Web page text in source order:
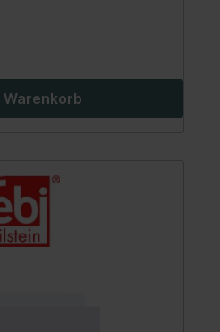
Warenkorb